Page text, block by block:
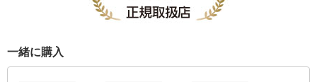
一緒に購入